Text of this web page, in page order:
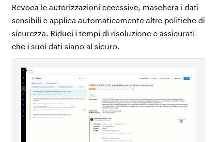
Revoca le autorizzazioni eccessive, maschera i dati
sensibili e applica automaticamente altre politiche di
sicurezza. Riduci i tempi di risoluzione e assicurati
che i suoi dati siano al sicuro.